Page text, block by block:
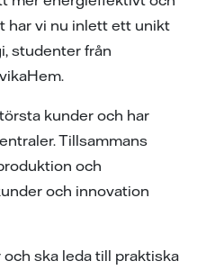
har vi nu inlett ett unikt
studenter från
kunder och har
Tillsammans
och
och innovation
ska leda till praktiska